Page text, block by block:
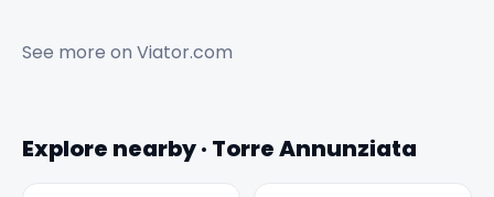
See more on Viator.com
Explore nearby · Torre Annunziata